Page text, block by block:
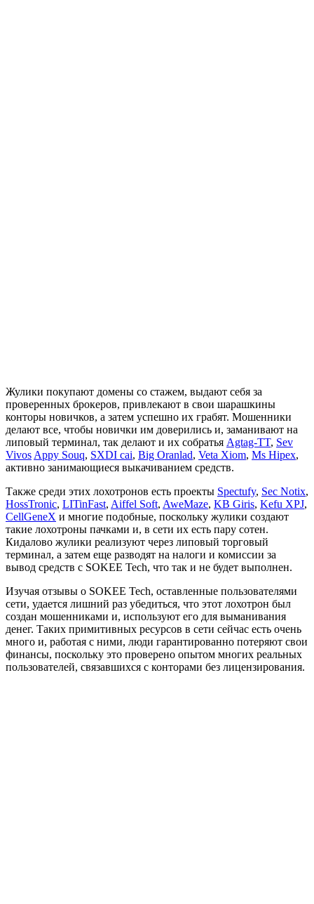
Жулики покупают домены со стажем, выдают себя за
проверенных брокеров, привлекают в свои шарашкины
конторы новичков, а затем успешно их грабят. Мошенники
делают все, чтобы новички им доверились и, заманивают на
липовый терминал, так делают и их собратья Agtag-TT, Sev
Vivos Appy Souq, SXDI cai, Big Oranlad, Veta Xiom, Ms Hipex,
активно занимающиеся выкачиванием средств.
Также среди этих лохотронов есть проекты Spectufy, Sec Notix,
HossTronic, LITinFast, Aiffel Soft, AweMaze, KB Giris, Kefu XPJ,
CellGeneX и многие подобные, поскольку жулики создают
такие лохотроны пачками и, в сети их есть пару сотен.
Кидалово жулики реализуют через липовый торговый
терминал, а затем еще разводят на налоги и комиссии за
вывод средств с SOKEE Tech, что так и не будет выполнен.
Изучая отзывы о SOKEE Tech, оставленные пользователями
сети, удается лишний раз убедиться, что этот лохотрон был
создан мошенниками и, используют его для выманивания
денег. Таких примитивных ресурсов в сети сейчас есть очень
много и, работая с ними, люди гарантированно потеряют свои
финансы, поскольку это проверено опытом многих реальных
пользователей, связавшихся с конторами без лицензирования.